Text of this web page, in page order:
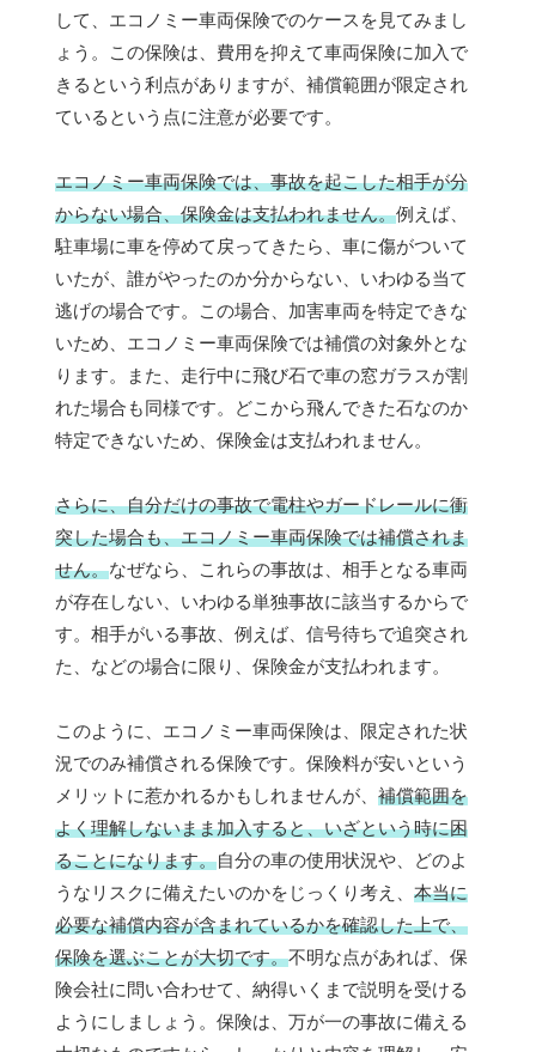
して、エコノミー車両保険でのケースを見てみまし
ょう。この保険は、費用を抑えて車両保険に加入で
きるという利点がありますが、補償範囲が限定され
ているという点に注意が必要です。
エコノミー車両保険では、事故を起こした相手が分
からない場合、保険金は支払われません。例えば、
駐車場に車を停めて戻ってきたら、車に傷がついて
いたが、誰がやったのか分からない、いわゆる当て
逃げの場合です。この場合、加害車両を特定できな
いため、エコノミー車両保険では補償の対象外とな
ります。また、走行中に飛び石で車の窓ガラスが割
れた場合も同様です。どこから飛んできた石なのか
特定できないため、保険金は支払われません。
さらに、自分だけの事故で電柱やガードレールに衝
突した場合も、エコノミー車両保険では補償されま
せん。なぜなら、これらの事故は、相手となる車両
が存在しない、いわゆる単独事故に該当するからで
す。相手がいる事故、例えば、信号待ちで追突され
た、などの場合に限り、保険金が支払われます。
このように、エコノミー車両保険は、限定された状
況でのみ補償される保険です。保険料が安いという
メリットに惹かれるかもしれませんが、 補償範囲を
よく理解しないまま加入すると、いざという時に困
ることになります。自分の車の使用状況や、どのよ
うなリスクに備えたいのかをじっくり考え、 本当に
必要な補償内容が含まれているかを確認した上で、
保険を選ぶことが大切です。不明な点があれば、保
険会社に問い合わせて、納得いくまで説明を受ける
ようにしましょう。保険は、万が一の事故に備える